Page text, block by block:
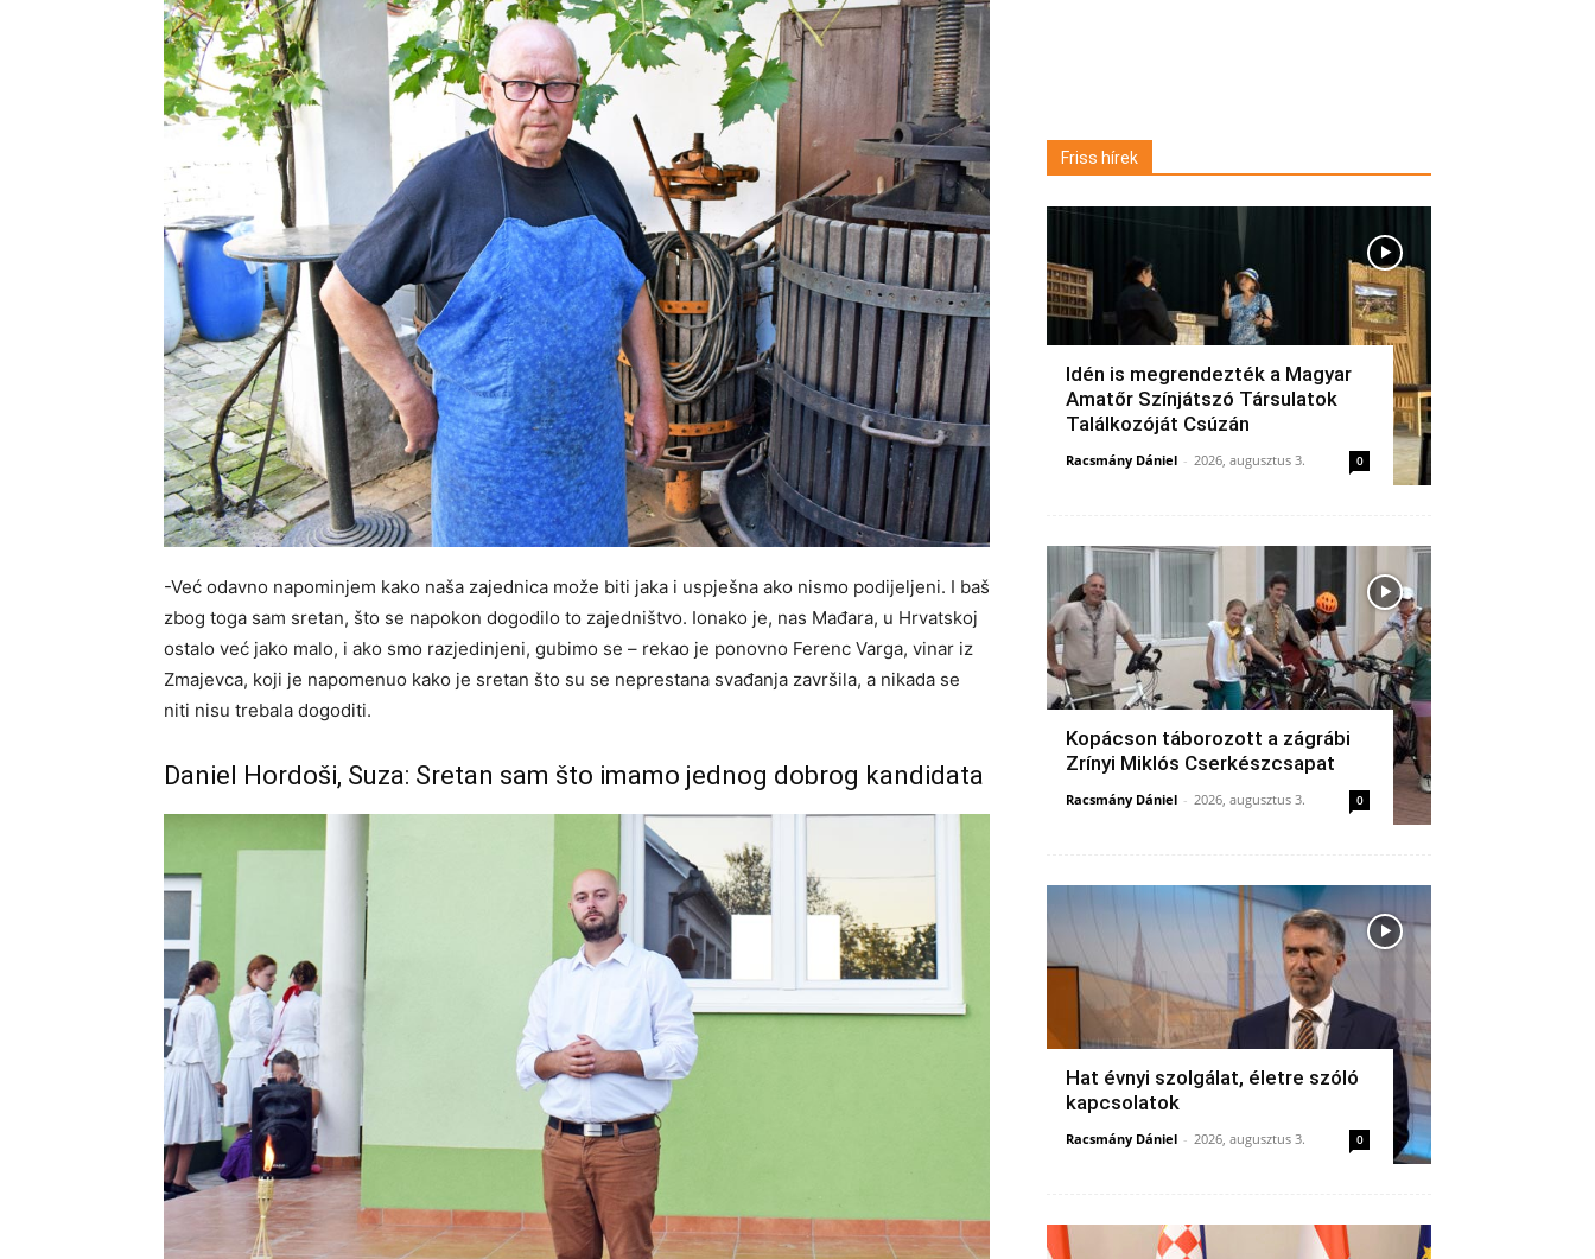
-Već odavno napominjem kako naša zajednica može biti jaka i uspješna ako nismo podijeljeni. I baš
zbog toga sam sretan, što se napokon dogodilo to zajedništvo. Ionako je, nas Mađara, u Hrvatskoj
ostalo već jako malo, i ako smo razjedinjeni, gubimo se – rekao je ponovno Ferenc Varga, vinar iz
Zmajevca, koji je napomenuo kako je sretan što su se neprestana svađanja završila, a nikada se
niti nisu trebala dogoditi.
Daniel Hordoši, Suza: Sretan sam što imamo jednog dobrog kandidata
Friss hírek
Idén is megrendezték a Magyar
Amatőr Színjátszó Társulatok
Találkozóját Csúzán
Racsmány Dániel - 2026, augusztus 3. 0
Kopácson táborozott a zágrábi
Zrínyi Miklós Cserkészcsapat
Racsmány Dániel - 2026, augusztus 3. 0
Hat évnyi szolgálat, életre szóló
kapcsolatok
Racsmány Dániel - 2026, augusztus 3. 0